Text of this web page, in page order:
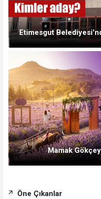
Etimesgut
Mamak
Öne Çıkanlar